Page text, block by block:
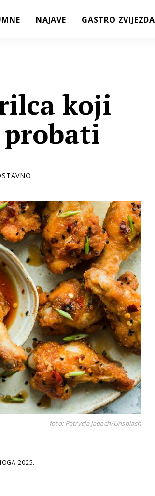
NAJAVE GASTRO ZVIJEZDA
koji
probati
foto: Patrycja Jadach/Unsplash
2025.